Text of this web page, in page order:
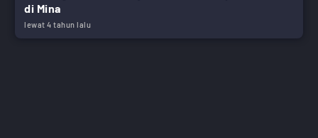
di Mina
lewat 4 tahun lalu